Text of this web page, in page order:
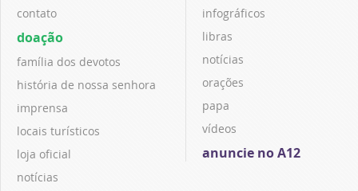
contato
doação
família dos devotos
história de nossa senhora
imprensa
locais turísticos
loja oficial
notícias
infográficos
libras
notícias
orações
papa
vídeos
anuncie no A12